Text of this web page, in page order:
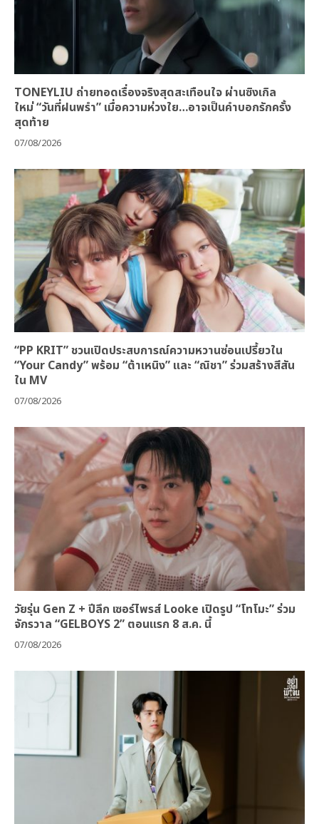
TONEYLIU ถ่ายทอดเรื่องจริงสุดสะเทือนใจ ผ่านซิงเกิล
ใหม่ “วันที่ฝนพรำ” เมื่อความห่วงใย…อาจเป็นคำบอกรักครั้ง
สุดท้าย
07/08/2026
“PP KRIT” ชวนเปิดประสบการณ์ความหวานซ่อนเปรี้ยวใน
“Your Candy” พร้อม “ต้าเหนิง” และ “ณิชา” ร่วมสร้างสีสัน
ใน MV
07/08/2026
วัยรุ่น Gen Z + ปีลึก เซอร์ไพรส์ Looke เปิดรูป “โทโมะ” ร่วม
จักรวาล “GELBOYS 2” ตอนแรก 8 ส.ค. นี้
07/08/2026